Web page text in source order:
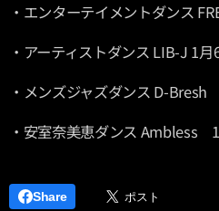
・エンターテイメントダンス
・アーティストダンス LIB-J 1
・メンズジャズダンス D-
・安室奈美恵ダンス Ambless
Share